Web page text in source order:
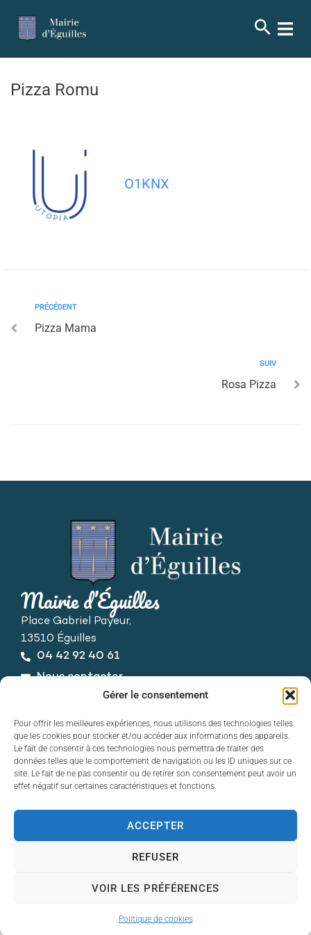
Gérer le consentement
Pour offrir les meilleures expériences, nous utilisons des technologies telles
que les cookies pour stocker et/ou accéder aux informations des appareils.
Le fait de consentir à ces technologies nous permettra de traiter des
données telles que le comportement de navigation ou les ID uniques sur ce
site. Le fait de ne pas consentir ou de retirer son consentement peut avoir un
effet négatif sur certaines caractéristiques et fonctions.
ACCEPTER
REFUSER
VOIR LES PRÉFÉRENCES
Politique de cookies
principal
Pizza Romu
O1KNX
PRÉCÉDENT
Pizza Mama
SUIV
Rosa Pizza
Mairie d’Éguilles
Place Gabriel Payeur,
13510 Éguilles
04 42 92 40 61
Nous contacter
Horaires d’ouverture
de 8h30 à 12h30 et de 13h30 à 17h30
Contact
Accessibilité
Plan du site
© 2025 Éguilles - Propulsé par Utopia